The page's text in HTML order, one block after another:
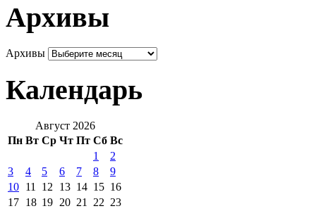
Архивы
Архивы
Календарь
Август 2026
Пн Вт Ср Чт Пт Сб Вс
1
2
3
4 5 6 7 8
9
10 11 12 13 14 15 16
17 18 19 20 21 22 23